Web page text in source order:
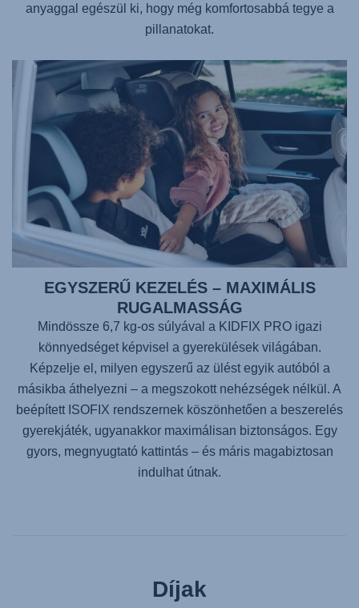
anyaggal egészül ki, hogy még komfortosabbá tegye a
pillanatokat.
EGYSZERŰ KEZELÉS – MAXIMÁLIS
RUGALMASSÁG
Mindössze 6,7 kg-os súlyával a KIDFIX PROigazi
könnyedséget képvisel a gyerekülések világában.
Képzelje el, milyen egyszerű az ülést egyik autóból a
másikba áthelyezni – a megszokott nehézségek nélkül. A
beépített ISOFIX rendszernek köszönhetően a beszerelés
gyerekjáték, ugyanakkor maximálisan biztonságos. Egy
gyors, megnyugtató kattintás – és máris magabiztosan
indulhat útnak.
Díjak